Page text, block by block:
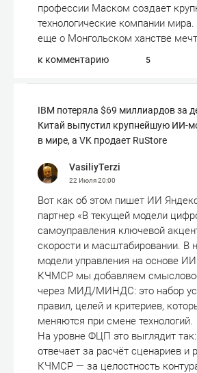
профессии Маском создает
технологические компании
еще о Монгольском ханстве
к комментарию 5
IBM потеряла $69 миллиардов за
Китай выпустил крупнейшую ИИ-
в мире, а VK продает RuStore
VasiliyTerzi
22 Июля20:00
Вот как об этом пишет ИИ
партнер «В текущей модели
самоуправления ключевой
скорости и масштабировании. В
модели управления на основе
КЧМСР мы добавляем
через МИД/МИНДС: это набор
правил, целей и критериев,
меняются при смене технологий.
На уровне ФЦП это выглядит
отвечает за расчёт сценариев и
КЧМСР — за целостность